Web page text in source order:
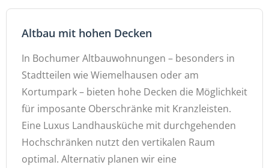
Altbau mit hohen Decken
In Bochumer Altbauwohnungen – besonders in
Stadtteilen wie Wiemelhausen oder am
Kortumpark – bieten hohe Decken die Möglichkeit
für imposante Oberschränke mit Kranzleisten.
Eine Luxus Landhausküche mit durchgehenden
Hochschränken nutzt den vertikalen Raum
optimal. Alternativ planen wir eine